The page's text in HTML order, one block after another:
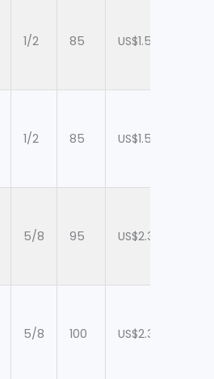
1/2 85 US$1.59
1/2 85 US$1.59
5/8 95 US$2.38
5/8 100 US$2.38